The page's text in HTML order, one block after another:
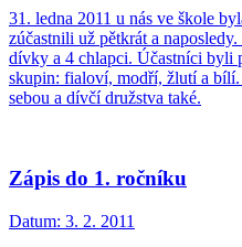
31. ledna 2011 u nás ve škole
zúčastnili už pětkrát a
dívky a 4 chlapci. Účastníci byli
skupin: fialoví, modří, žlutí a
sebou a dívčí družstva také.
Zápis do 1. ročníku
Datum: 3. 2. 2011